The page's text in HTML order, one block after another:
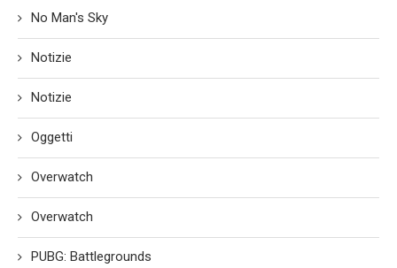
No Man's Sky
Notizie
Notizie
Oggetti
Overwatch
Overwatch
PUBG: Battlegrounds